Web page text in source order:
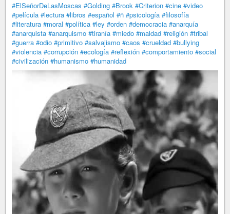
#ElSeñorDeLasMoscas #Golding #Brook #Criterion #cine #video
#película #lectura #libros #español #ñ #psicología #filosofía
#literatura #moral #política #ley #orden #democracia #anarquía
#anarquista #anarquismo #tiranía #miedo #maldad #religión #tribal
#guerra #odio #primitivo #salvajismo #caos #crueldad #bullying
#violencia #corrupción #ecología #reflexión #comportamiento #social
#civilización #humanismo #humanidad